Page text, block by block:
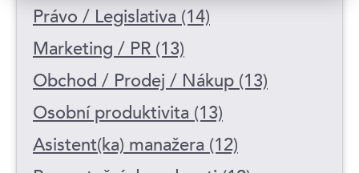
Právo / Legislativa (14)
Marketing / PR (13)
Obchod / Prodej / Nákup (13)
Osobní produktivita (13)
Asistent(ka) manažera (12)